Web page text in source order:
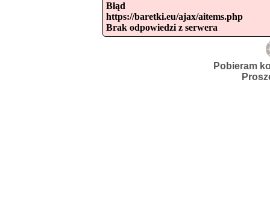
Błąd
https://baretki.eu/ajax/aitems.php
Brak odpowiedzi z serwera
Pobieram